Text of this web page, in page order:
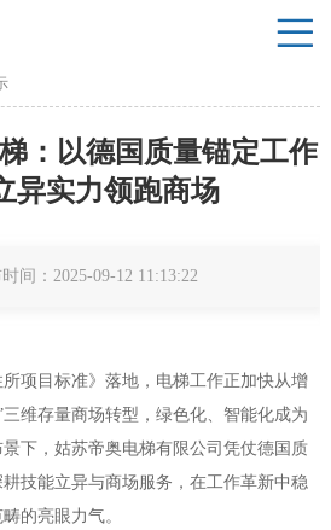
：以德国质量锚定工作
异实力领跑商场
间：2025-09-12 11:13:22
目标准》落地，电梯工作正加快从增
维存量商场转型，绿色化、智能化成为
下，姑苏帝奥电梯有限公司凭仗德国质
技能立异与商场服务，在工作革新中稳
的亮眼力气。